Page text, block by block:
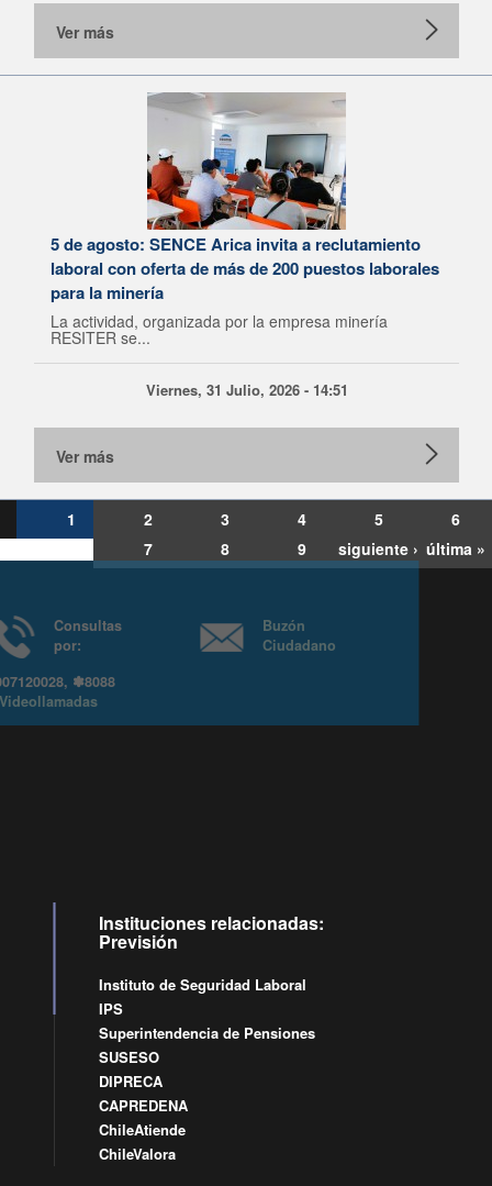
Ver más
5 de agosto: SENCE Arica invita a reclutamiento
laboral con oferta de más de 200 puestos laborales
para la minería
La actividad, organizada por la empresa minería
RESITER se...
Viernes, 31 Julio, 2026 - 14:51
Ver más
1 2 3 4 5
6
7
8 9 siguiente › última »
6007120028, ✽8088
yVideollamadas
Ciudadano
Instituciones relacionadas:
Previsión
Instituto de Seguridad Laboral
IPS
Superintendencia de Pensiones
SUSESO
DIPRECA
CAPREDENA
ChileAtiende
ChileValora